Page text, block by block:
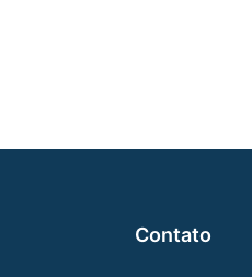
Contato